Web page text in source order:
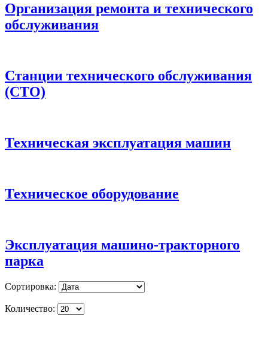
Организация ремонта и технического
обслуживания
Станции технического обслуживания
(СТО)
Техническая эксплуатация машин
Техническое оборудование
Эксплуатация машино-тракторного
парка
Сортировка:
Количество: